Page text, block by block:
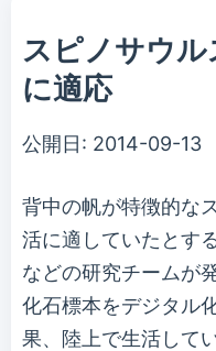
スピノサウ
に適応
公開日: 2014-09-13
背中の帆が特徴的な
活に適していたとす
などの研究チームが
化石標本をデジタル
果、陸上で生活して